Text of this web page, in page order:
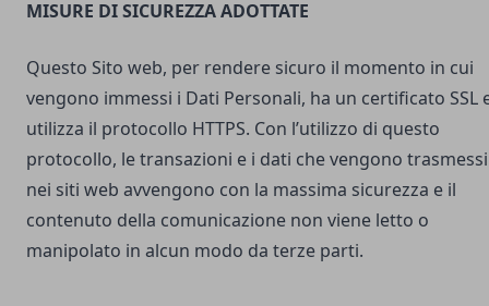
MISURE DI SICUREZZA ADOTTATE
Questo Sito web, per rendere sicuro il momento in cui
vengono immessi i Dati Personali, ha un certificato SSL
utilizza il protocollo HTTPS. Con l’utilizzo di questo
protocollo, le transazioni e i dati che vengono trasmessi
nei siti web avvengono con la massima sicurezza e il
contenuto della comunicazione non viene letto o
manipolato in alcun modo da terze parti.